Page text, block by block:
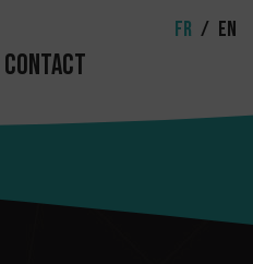
FR / EN
Contact